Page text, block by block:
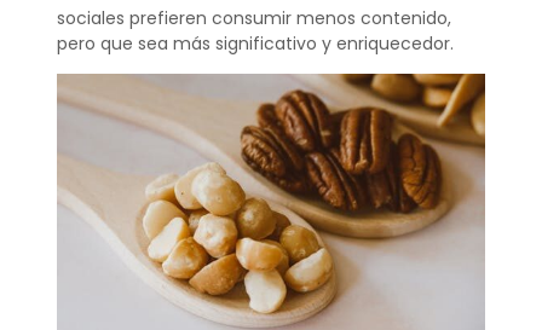
sociales prefieren consumir menos contenido,
pero que sea más significativo y enriquecedor.